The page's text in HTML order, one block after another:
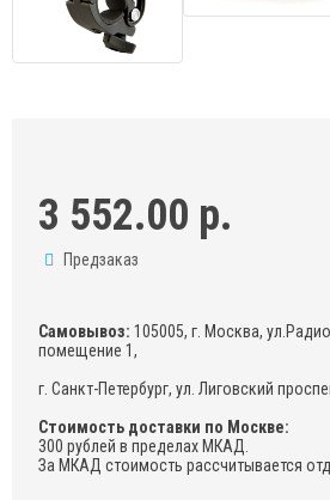
3 552.00 р.
Предзаказ
Самовывоз: 105005, г. Москва,
помещение 1,
г. Санкт-Петербург, ул. Лиговский
Стоимость доставки по Москве:
300 рублей в пределах МКАД.
За МКАД стоимость рассчитывается